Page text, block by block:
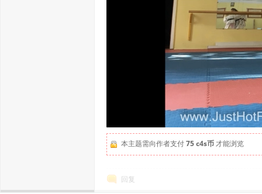
本主题需向作者支付75 c4s币才能浏览
回复